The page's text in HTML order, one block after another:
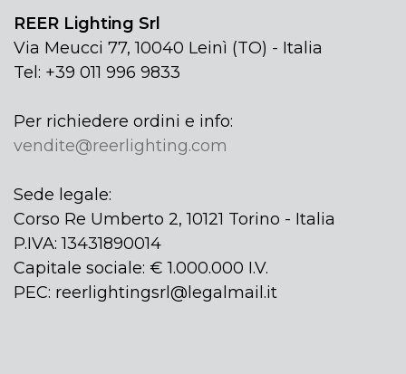
REER Lighting Srl
Via Meucci 77, 10040 Leinì (TO) - Italia
Tel: +39 011 996 9833
Per richiedere ordini e info:
vendite@reerlighting.com
Sede legale:
Corso Re Umberto 2, 10121 Torino - Italia
P.IVA: 13431890014
Capitale sociale: € 1.000.000 I.V.
PEC: reerlightingsrl@legalmail.it